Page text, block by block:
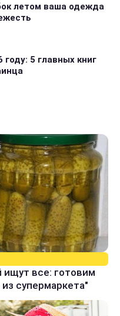
летом ваша одежда
году: 5 главных книг
все: готовим
супермаркета"